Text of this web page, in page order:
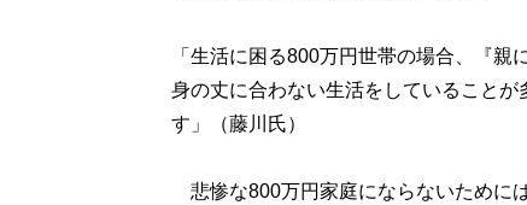
「生活に困る800万円世帯の場合、『親
身の丈に合わない生活をしていること
す」（藤川氏）
悲惨な800万円家庭にならないために